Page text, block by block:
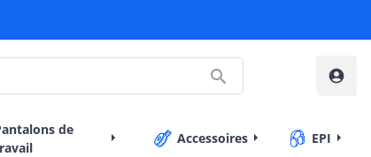
 
de
Accessoires EPI